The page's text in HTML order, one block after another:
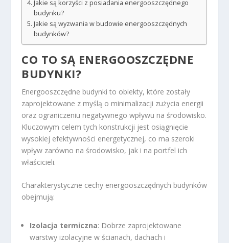
Jakie są korzyści z posiadania energooszczędnego
budynku?
Jakie są wyzwania w budowie energooszczędnych
budynków?
CO TO SĄ ENERGOOSZCZĘDNE
BUDYNKI?
Energooszczędne budynki to obiekty, które zostały
zaprojektowane z myślą o minimalizacji zużycia energii
oraz ograniczeniu negatywnego wpływu na środowisko.
Kluczowym celem tych konstrukcji jest osiągnięcie
wysokiej efektywności energetycznej, co ma szeroki
wpływ zarówno na środowisko, jak i na portfel ich
właścicieli.
Charakterystyczne cechy energooszczędnych budynków
obejmują:
Izolacja termiczna: Dobrze zaprojektowane
warstwy izolacyjne w ścianach, dachach i